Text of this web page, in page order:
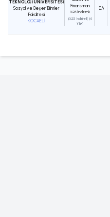
TEKNOLOJİ ÜNİVERSİTESİ
Sosyal ve Beşeri Bilimler
Fakültesi
KOCAELİ
Finansman
%25 İndirimli
(%25 İndirimli) (4
Yıllık)
EA